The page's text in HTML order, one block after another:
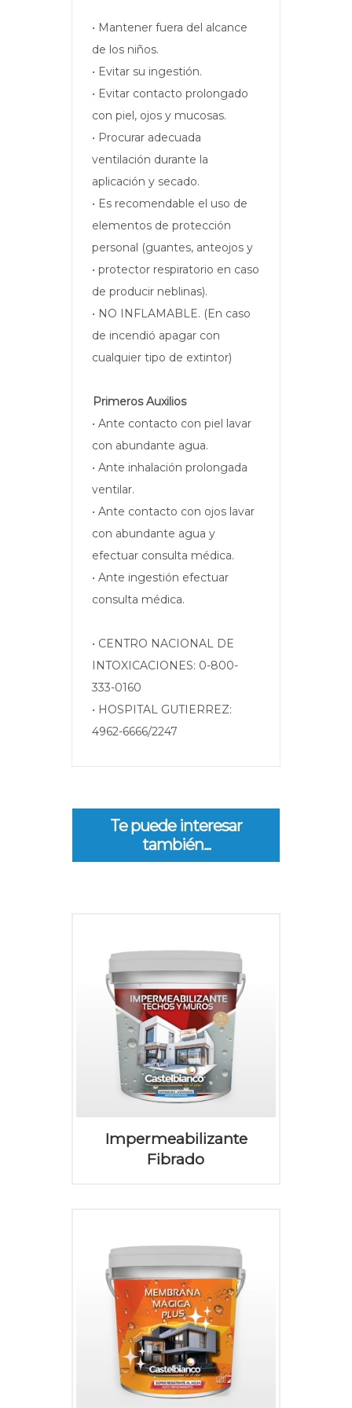
• Mantener fuera del alcance
de los niños.
• Evitar su ingestión.
• Evitar contacto prolongado
con piel, ojos y mucosas.
• Procurar adecuada
ventilación durante la
aplicación y secado.
• Es recomendable el uso de
elementos de protección
personal (guantes, anteojos y
• protector respiratorio en caso
de producir neblinas).
• NO INFLAMABLE. (En caso
de incendió apagar con
cualquier tipo de extintor)
Primeros Auxilios
• Ante contacto con piel lavar
con abundante agua.
• Ante inhalación prolongada
ventilar.
• Ante contacto con ojos lavar
con abundante agua y
efectuar consulta médica.
• Ante ingestión efectuar
consulta médica.
• CENTRO NACIONAL DE
INTOXICACIONES: 0-800-
333-0160
• HOSPITAL GUTIERREZ:
4962-6666/2247
Te puede interesar
también...
Impermeabilizante
Fibrado